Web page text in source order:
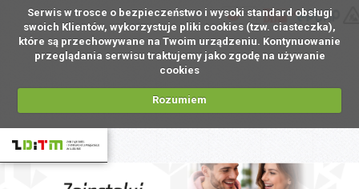
Serwis w trosce o bezpieczeństwo i wysoki standard obsługi
swoich Klientów, wykorzystuje pliki cookies (tzw. ciasteczka),
które są przechowywane na Twoim urządzeniu. Kontynuowanie
przeglądania serwisu traktujemy jako zgodę na używanie
cookies
Rozumiem
PL